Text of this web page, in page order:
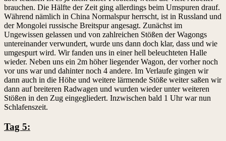
brauchen. Die Hälfte der Zeit ging allerdings beim Umspuren drauf.
Während nämlich in China Normalspur herrscht, ist in Russland und
der Mongolei russische Breitspur angesagt. Zunächst im
Ungewissen gelassen und von zahlreichen Stößen der Wagongs
untereinander verwundert, wurde uns dann doch klar, dass und wie
umgespurt wird. Wir fanden uns in einer hell beleuchteten Halle
wieder. Neben uns ein 2m höher liegender Wagon, der vorher noch
vor uns war und dahinter noch 4 andere. Im Verlaufe gingen wir
dann auch in die Höhe und weitere lärmende Stöße weiter saßen wir
dann auf breiteren Radwagen und wurden wieder unter weiteren
Stößen in den Zug eingegliedert. Inzwischen bald 1 Uhr war nun
Schlafenszeit.
Tag 5: